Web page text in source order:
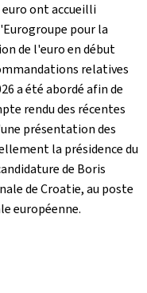
euro ont accueilli
pour la
de l'euro en début
relatives
a été abordé afin de
rendu des récentes
présentation des
la présidence du
de Boris
de Croatie, au poste
européenne.